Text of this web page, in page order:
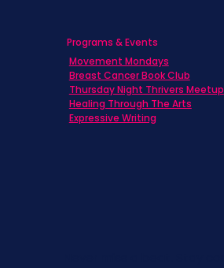
Programs & Events
Movement Mondays
Breast Cancer Book Club
Thursday Night Thrivers Meetup
Healing Through The Arts
Expressive Writing